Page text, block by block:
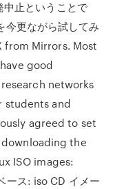
中止ということで
今更ながら試してみ
from Mirrors. Most
good
networks
students and
agreed to set
the
ISO images:
ース: iso CD イメー